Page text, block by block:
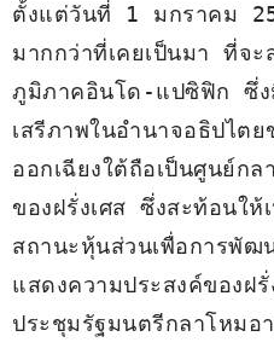
ตั้งแต่วันที่ 1 มกราคม
มากกว่าที่เคยเป็นมา ที่จะ
ภูมิภาคอินโด-แปซิฟิก ซึ่ง
เสรีภาพในอำนาจอธิปไต
ออกเฉียงใต้ถือเป็นศูนย์ก
ของฝรั่งเศส ซึ่งสะท้อนให้
สถานะหุ้นส่วนเพื่อการพัฒ
แสดงความประสงค์ของฝ
ประชุมรัฐมนตรีกลาโหมอ